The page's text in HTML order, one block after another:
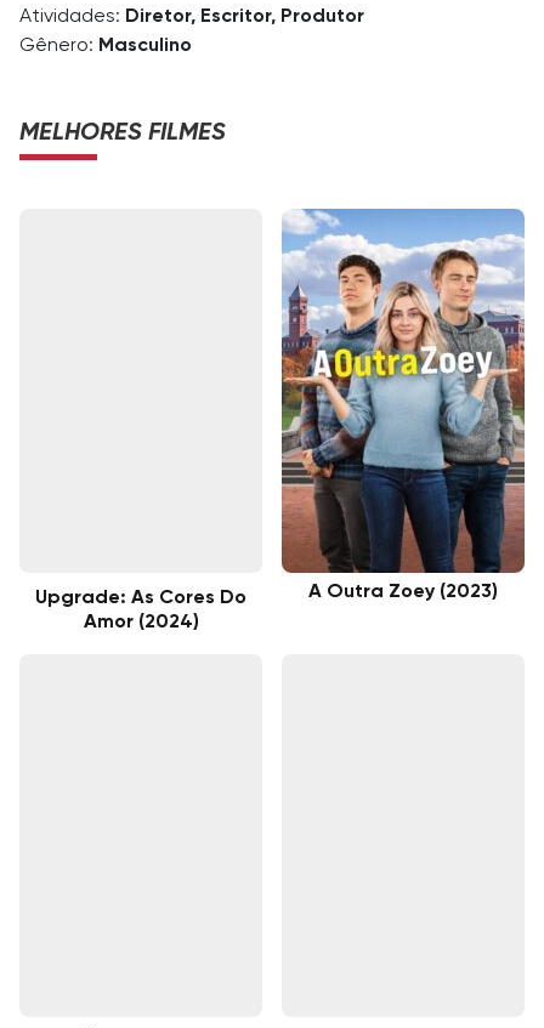
Atividades: Diretor, Escritor, Produtor
Gênero: Masculino
MELHORES FILMES
Upgrade: As Cores Do
Amor (2024)
A Outra Zoey (2023)